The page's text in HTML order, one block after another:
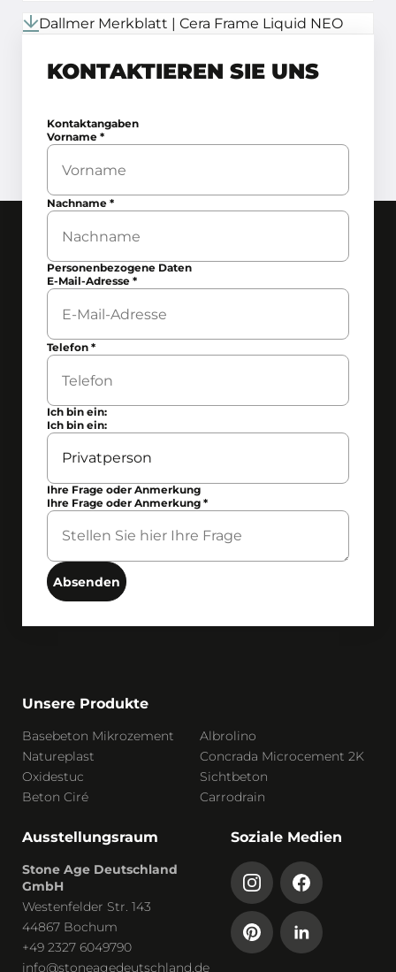
Dallmer Merkblatt | Cera Frame Liquid NEO
KONTAKTIEREN SIE UNS
Kontaktangaben
Vorname*
Nachname*
Personenbezogene Daten
E-Mail-Adresse*
Telefon*
Ich bin ein:
Ich bin ein:
Ihre Frage oder Anmerkung
Ihre Frage oder Anmerkung*
Absenden
Unsere Produkte
Basebeton Mikrozement
Albrolino
Natureplast
Concrada Microcement 2K
Oxidestuc
Sichtbeton
Beton Ciré
Carrodrain
Ausstellungsraum
Stone Age Deutschland
GmbH
Westenfelder Str. 143
44867 Bochum
+49 2327 6049790
info@stoneagedeutschland.de
Soziale Medien